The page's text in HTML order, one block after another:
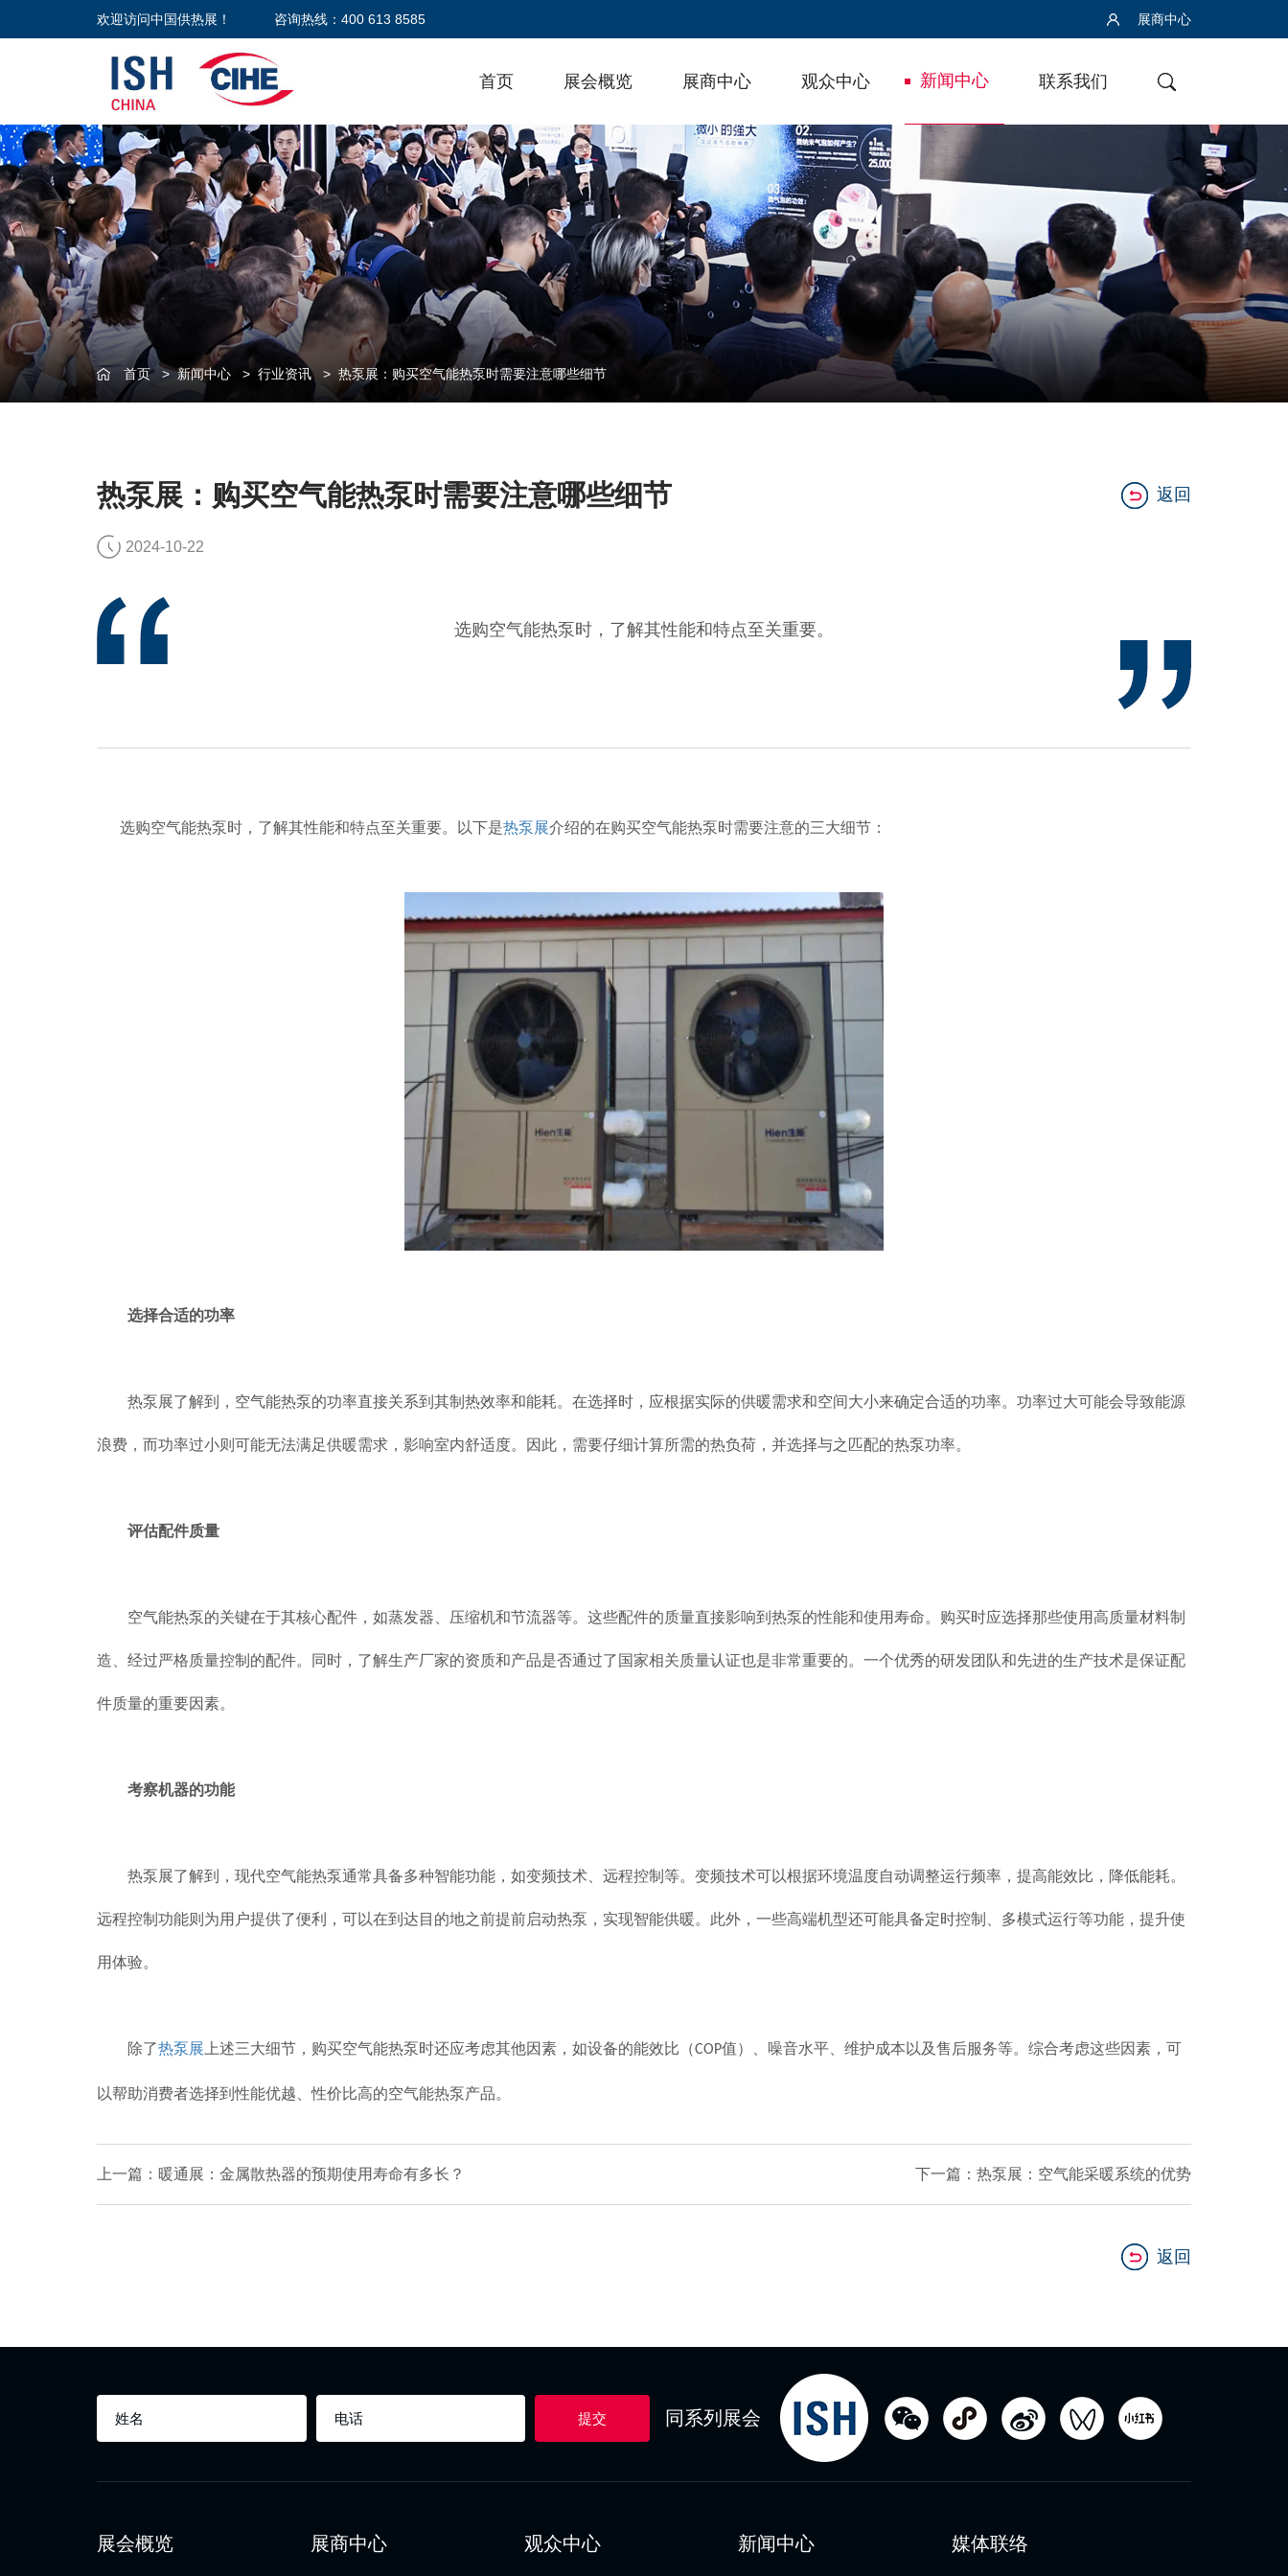
欢迎访问中国供热展！ 咨询热线：400 613 8585 展商中心
首页 展会概览 展商中心 观众中心 新闻中心 联系我们
首页>新闻中心> 行业资讯> 热泵展：购买空气能热泵时需要注意哪些细节
热泵展：购买空气能热泵时需要注意哪些细节 返回
2024-10-22
选购空气能热泵时，了解其性能和特点至关重要。
选购空气能热泵时，了解其性能和特点至关重要。以下是热泵展介绍的在购买空气能热泵时需要注意的三大细节：
选择合适的功率
热泵展了解到，空气能热泵的功率直接关系到其制热效率和能耗。在选择时，应根据实际的供暖需求和空间大小来确定合适的功率。功率过大可能会导致能源
浪费，而功率过小则可能无法满足供暖需求，影响室内舒适度。因此，需要仔细计算所需的热负荷，并选择与之匹配的热泵功率。
评估配件质量
空气能热泵的关键在于其核心配件，如蒸发器、压缩机和节流器等。这些配件的质量直接影响到热泵的性能和使用寿命。购买时应选择那些使用高质量材料制
造、经过严格质量控制的配件。同时，了解生产厂家的资质和产品是否通过了国家相关质量认证也是非常重要的。一个优秀的研发团队和先进的生产技术是保证配
件质量的重要因素。
考察机器的功能
热泵展了解到，现代空气能热泵通常具备多种智能功能，如变频技术、远程控制等。变频技术可以根据环境温度自动调整运行频率，提高能效比，降低能耗。
远程控制功能则为用户提供了便利，可以在到达目的地之前提前启动热泵，实现智能供暖。此外，一些高端机型还可能具备定时控制、多模式运行等功能，提升使
用体验。
除了热泵展 上述三大细节，购买空气能热泵时还应考虑其他因素，如设备的能效比（COP值）、噪音水平、维护成本以及售后服务等。综合考虑这些因素，可
以帮助消费者选择到性能优越、性价比高的空气能热泵产品。
上一篇：暖通展：金属散热器的预期使用寿命有多长？ 下一篇：热泵展：空气能采暖系统的优势
返回
提交 同系列展会
展会概览 展商中心 观众中心 新闻中心 媒体联络